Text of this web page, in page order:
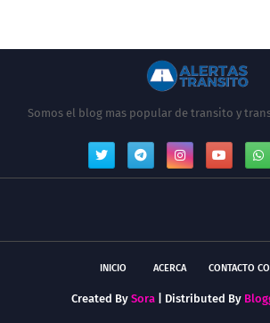
Somos el blog mas popular de transito y
INICIO ACERCA CONTACTO
Created By Sora| Distributed By